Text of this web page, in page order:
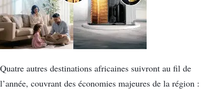
Quatre autres destinations africaines suivront au fil de
l’année, couvrant des économies majeures de la région :